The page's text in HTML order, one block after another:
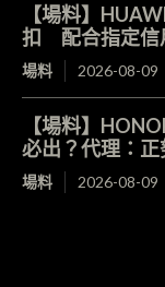
【場料】
扣 配合指定信
場料 2026-08-09
【場料】
必出？代理：
場料 2026-08-09